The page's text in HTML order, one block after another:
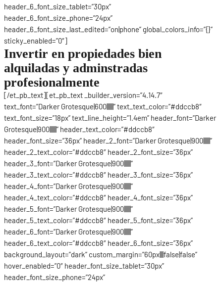
header_6_font_size_tablet=”30px”
header_6_font_size_phone=”24px”
header_6_font_size_last_edited=”on|phone” global_colors_info=”{}”
sticky_enabled=”0″]
Invertir en propiedades bien
alquiladas y adminstradas
profesionalmente
[/et_pb_text][et_pb_text _builder_version=”4.14.7″
text_font=”Darker Grotesque|600|||||||” text_text_color=”#ddccb8″
text_font_size=”18px” text_line_height=”1.4em” header_font=”Darker
Grotesque|900|||||||” header_text_color=”#ddccb8″
header_font_size=”36px” header_2_font=”Darker Grotesque|900|||||||”
header_2_text_color=”#ddccb8″ header_2_font_size=”36px”
header_3_font=”Darker Grotesque|900|||||||”
header_3_text_color=”#ddccb8″ header_3_font_size=”36px”
header_4_font=”Darker Grotesque|900|||||||”
header_4_text_color=”#ddccb8″ header_4_font_size=”36px”
header_5_font=”Darker Grotesque|900|||||||”
header_5_text_color=”#ddccb8″ header_5_font_size=”36px”
header_6_font=”Darker Grotesque|900|||||||”
header_6_text_color=”#ddccb8″ header_6_font_size=”36px”
background_layout=”dark” custom_margin=”60px||||false|false”
hover_enabled=”0″ header_font_size_tablet=”30px”
header_font_size_phone=”24px”